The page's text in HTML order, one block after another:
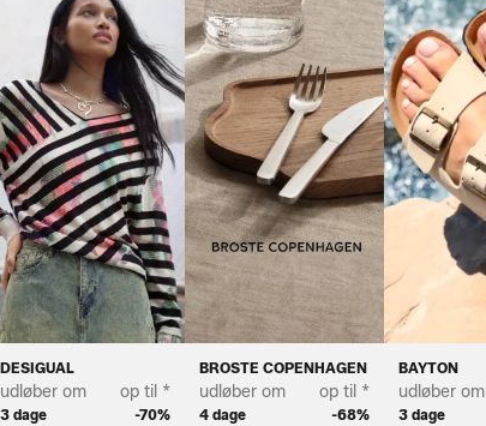
DESIGUAL
udløber om
3 dage
op til *
-70%
BROSTE COPENHAGEN
udløber om
4 dage
op til *
-68%
BAYTON
udløber om
3 dage